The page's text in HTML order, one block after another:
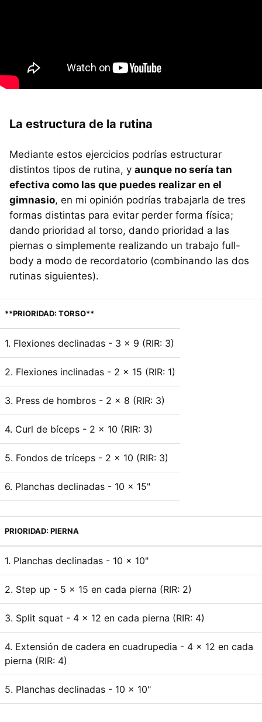
La estructura de la rutina
Mediante estos ejercicios podrías estructurar
distintos tipos de rutina, y aunque no sería tan
efectiva como las que puedes realizar en el
gimnasio, en mi opinión podrías trabajarla de tres
formas distintas para evitar perder forma física;
dando prioridad al torso, dando prioridad a las
piernas o simplemente realizando un trabajo full-
body a modo de recordatorio (combinando las dos
rutinas siguientes).
**PRIORIDAD: TORSO**
1. Flexiones declinadas - 3 x 9 (RIR: 3)
2. Flexiones inclinadas - 2 x 15 (RIR: 1)
3. Press de hombros - 2 x 8 (RIR: 3)
4. Curl de bíceps - 2 x 10 (RIR: 3)
5. Fondos de tríceps - 2 x 10 (RIR: 3)
6. Planchas declinadas - 10 x 15"
PRIORIDAD: PIERNA
1. Planchas declinadas - 10 x 10"
2. Step up - 5 x 15 en cada pierna (RIR: 2)
3. Split squat - 4 x 12 en cada pierna (RIR: 4)
4. Extensión de cadera en cuadrupedia - 4 x 12 en cada
pierna (RIR: 4)
5. Planchas declinadas - 10 x 10"